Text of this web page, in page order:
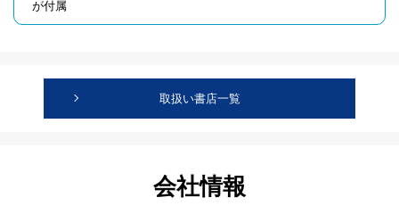
が付属
取扱い書店一覧
会社情報